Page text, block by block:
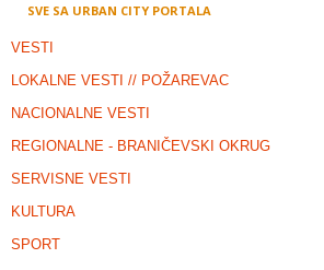
SVE SA URBAN CITY PORTALA
VESTI
LOKALNE VESTI // POŽAREVAC
NACIONALNE VESTI
REGIONALNE - BRANIČEVSKI OKRUG
SERVISNE VESTI
KULTURA
SPORT